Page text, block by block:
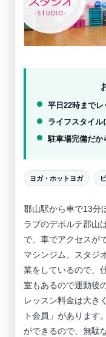
平日22時まで
ライフスタイル
駐車場完備だか
ヨガ・ホットヨガ
郡山駅から車で13分
ラブのデポルテ郡山
で、車でアクセスが
マシンジム、スタジ
業をしているので、
室もあるので運動後
レッスン料金は大き
ト会員」があります
ができるので、無駄